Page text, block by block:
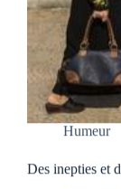
Humeur
Des inepties et